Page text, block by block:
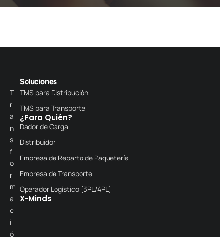
T
r
a
n
s
f
o
r
m
a
c
i
ó
Soluciones
TMS para Distribución
TMS para Transporte
¿Para Quién?
Dador de Carga
Distribuidor
Empresa de Reparto de Paquetería
Empresa de Transporte
Operador Logístico (3PL/4PL)
X-Minds